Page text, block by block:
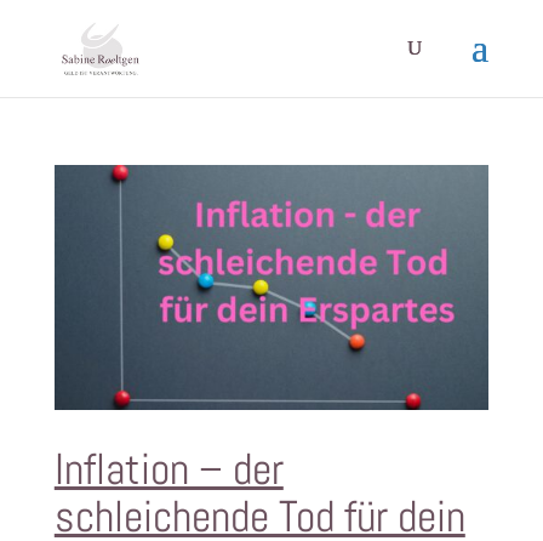
Inflation – der
schleichende Tod für dein